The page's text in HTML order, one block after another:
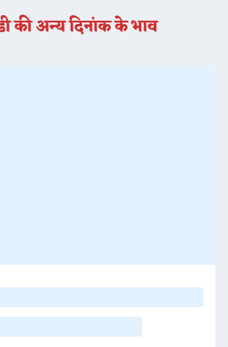
की अन्य दिनांक के भाव